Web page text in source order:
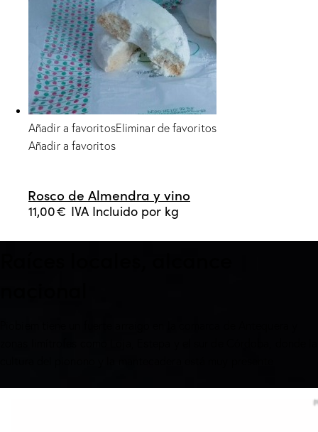
Añadir a favoritosEliminar de favoritos
Añadir a favoritos
Rosco de Almendra y vino
11,00€ IVA Incluidopor kg